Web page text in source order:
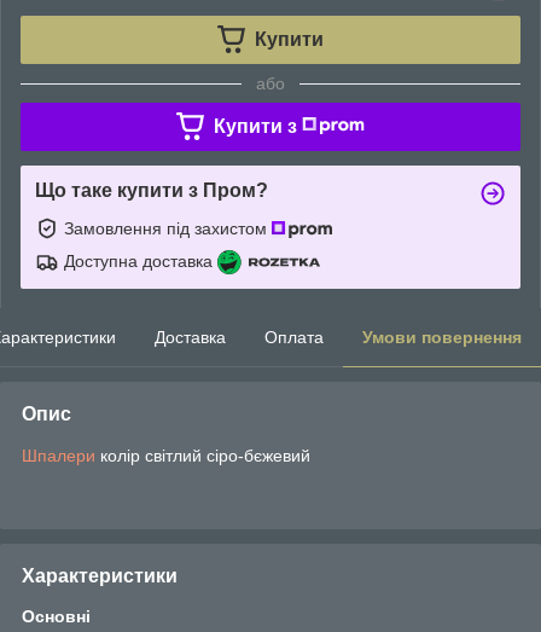
Купити
або
Купити з
Що таке купити з Пром?
Замовлення під захистом
Доступна доставка
Доставка Оплата Умови повернення
Опис
Шпалери колір світлий сіро-бєжевий
Характеристики
Основні